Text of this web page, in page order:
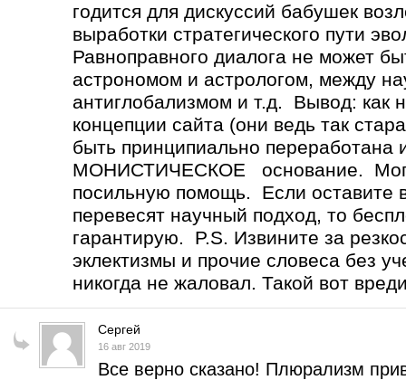
годится для дискуссий бабушек
выработки стратегического пути
Равноправного диалога не
астрономом и астрологом, между
антиглобализмом и т.д. Вывод: как
концепции сайта (они ведь так
быть принципиально переработана
МОНИСТИЧЕСКОЕ основание. Могу
посильную помощь. Если оставите
перевесят научный подход, то
гарантирую. P.S. Извините за
эклектизмы и прочие словеса без
никогда не жаловал. Такой вот
Сергей
16 авг 2019
Все верно сказано! Плюрализм